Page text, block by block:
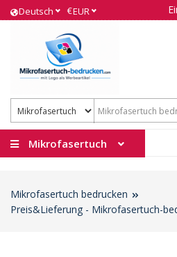
Deutsch €EUR
Mikrofasertuch
Mikrofasertuch bedrucken
Preis&Lieferung - Mikrofasertuch-